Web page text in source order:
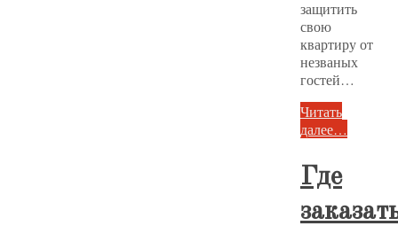
защитить
свою
квартиру от
незваных
гостей…
Читать
далее…
Где